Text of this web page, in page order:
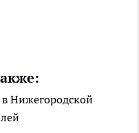
Нижегородской